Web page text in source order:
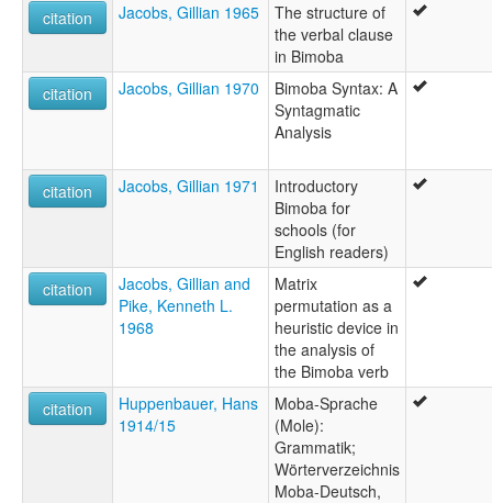
citation
Jacobs, Gillian 1965
The structure of
the verbal clause
in Bimoba
citation
Jacobs, Gillian 1970
Bimoba Syntax: A
Syntagmatic
Analysis
citation Jacobs, Gillian 1971
Introductory
Bimoba for
schools (for
English readers)
citation
Jacobs, Gillian and
Pike, Kenneth L.
1968
Matrix
permutation as a
heuristic device in
the analysis of
the Bimoba verb
citation
Huppenbauer, Hans
1914/15
Moba-Sprache
(Mole):
Grammatik;
Wörterverzeichnis
Moba-Deutsch,